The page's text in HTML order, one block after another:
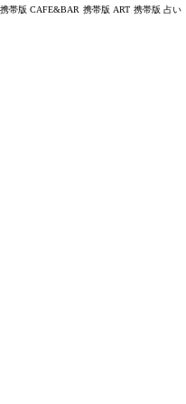
携帯版 CAFE&BAR 携帯版 ART 携帯版 占い